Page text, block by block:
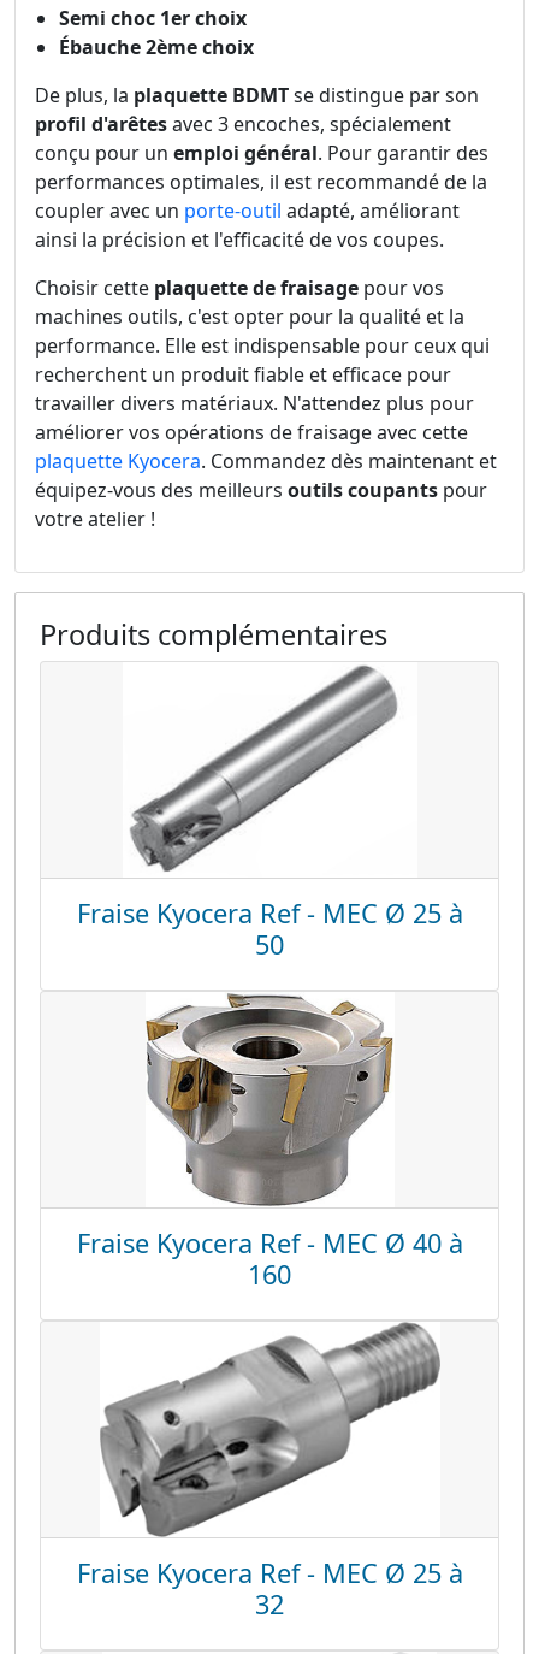
Semi choc 1er choix
Ébauche 2ème choix
De plus, la plaquette BDMTse distingue par son
profil d'arêtesavec 3 encoches, spécialement
conçu pour un emploi général. Pour garantir des
performances optimales, il est recommandé de la
coupler avec un porte-outil adapté, améliorant
ainsi la précision et l'efficacité de vos coupes.
Choisir cette plaquette de fraisage pour vos
machines outils, c'est opter pour la qualité et la
performance. Elle est indispensable pour ceux qui
recherchent un produit fiable et efficace pour
travailler divers matériaux. N'attendez plus pour
améliorer vos opérations de fraisage avec cette
plaquette Kyocera. Commandez dès maintenant et
équipez-vous des meilleurs outils coupants pour
votre atelier !
Produits complémentaires
Fraise Kyocera Ref - MEC Ø 25 à
50
Fraise Kyocera Ref - MEC Ø 40 à
160
Fraise Kyocera Ref - MEC Ø 25 à
32